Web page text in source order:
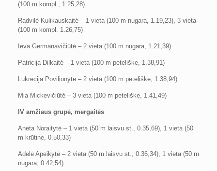
(100 m kompl., 1.25,28)
Radvilė Kulikauskaitė – 1 vieta (100 m nugara, 1.19,23), 3 vieta
(100 m kompl. 1.26,75)
Ieva Germanavičiūtė – 2 vieta (100 m nugara, 1.21,39)
Patricija Dilkaitė – 1 vieta (100 m peteliške, 1.38,91)
Lukrecija Povilionytė – 2 vieta (100 m peteliške, 1.38,94)
Mia Mickevičiūtė – 3 vieta (100 m peteliške, 1.41,49)
IV amžiaus grupė, mergaitės
Aneta Noraitytė – 1 vieta (50 m laisvu st., 0.35,69), 1 vieta (50
m krūtine, 0.50,33)
Adelė Apeikytė – 2 vieta (50 m laisvu st., 0.36,34), 1 vieta (50 m
nugara, 0.42,54)